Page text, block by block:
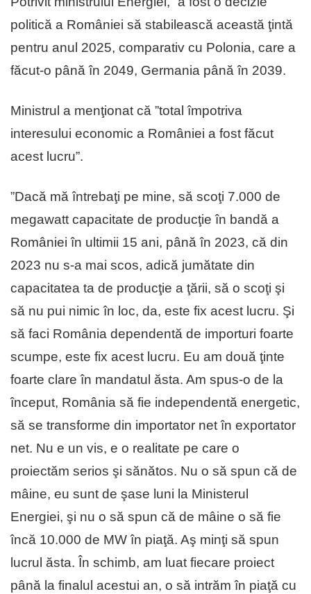
politică a României să stabilească această ţintă
pentru anul 2025, comparativ cu Polonia, care a
făcut-o până în 2049, Germania până în 2039.
Ministrul a menţionat că ”total împotriva
interesului economic a României a fost făcut
acest lucru”.
”Dacă mă întrebaţi pe mine, să scoţi 7.000 de
megawatt capacitate de producţie în bandă a
României în ultimii 15 ani, până în 2023, că din
2023 nu s-a mai scos, adică jumătate din
capacitatea ta de producţie a ţării, să o scoţi şi
să nu pui nimic în loc, da, este fix acest lucru. Şi
să faci România dependentă de importuri foarte
scumpe, este fix acest lucru. Eu am două ţinte
foarte clare în mandatul ăsta. Am spus-o de la
început, România să fie independentă energetic,
să se transforme din importator net în exportator
net. Nu e un vis, e o realitate pe care o
proiectăm serios şi sănătos. Nu o să spun că de
mâine, eu sunt de şase luni la Ministerul
Energiei, şi nu o să spun că de mâine o să fie
încă 10.000 de MW în piaţă. Aş minţi să spun
lucrul ăsta. În schimb, am luat fiecare proiect
până la finalul acestui an, o să intrăm în piaţă cu